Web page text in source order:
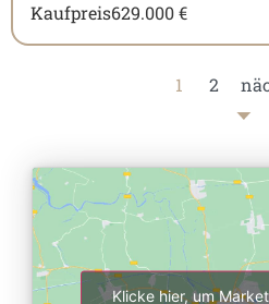
Kaufpreis629.000 €
1 2
Klicke hier, um